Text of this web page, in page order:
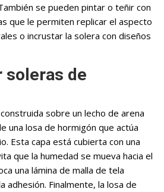
se pueden pintar o teñir con
que le permiten replicar el aspecto
o incrustar la solera con diseños
soleras de
sobre un lecho de arena
una losa de hormigón que actúa
Esta capa está cubierta con una
que la humedad se mueva hacia el
una lámina de malla de tela
adhesión. Finalmente, la losa de